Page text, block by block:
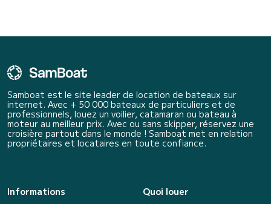
Samboat est le site leader de location de bateaux sur
internet. Avec + 50 000 bateaux de particuliers et de
professionnels, louez un voilier, catamaran ou bateau à
moteur au meilleur prix. Avec ou sans skipper, réservez une
croisière partout dans le monde ! Samboat met en relation
propriétaires et locataires en toute confiance.
Informations
Quoi louer